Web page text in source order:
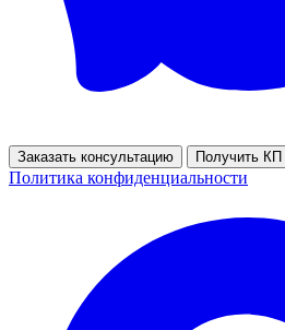
Заказать консультацию Получить КП
Политика конфиденциальности